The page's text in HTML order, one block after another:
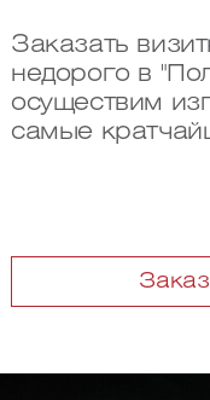
Заказать
недорого в
осуществим
самые